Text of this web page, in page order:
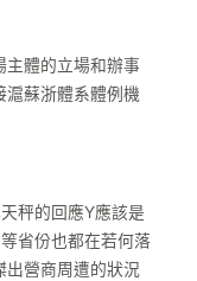
主體的立場和辦事
滬蘇浙體系體例機
秤的回應Y應該是
省份也都在若何落
出營商周遭的狀況